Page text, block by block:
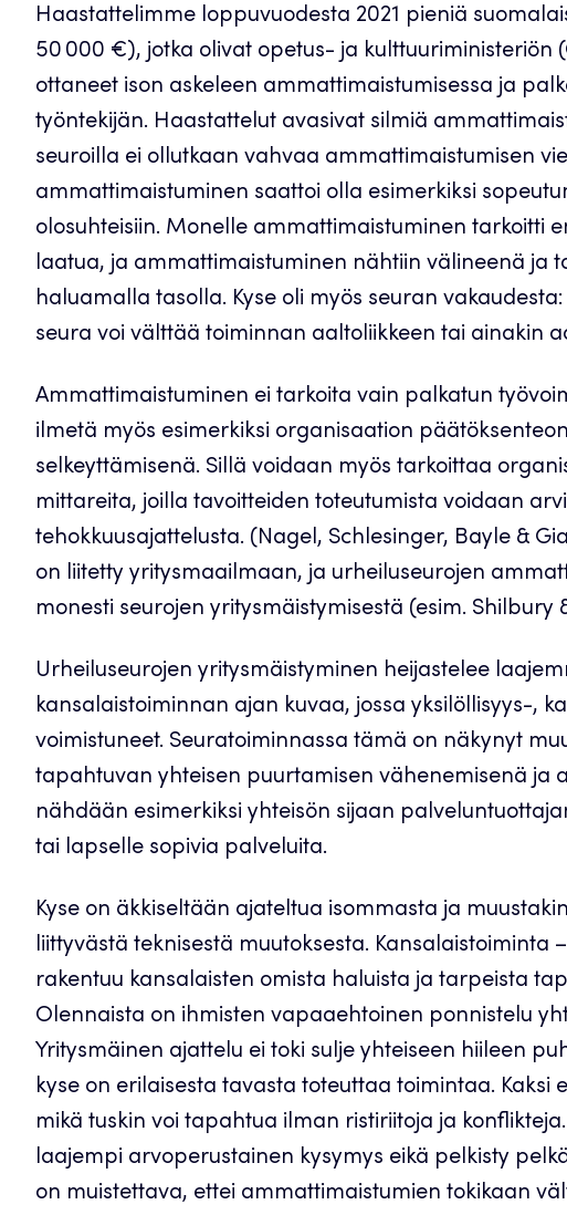
Haastattelimme loppuvuodesta 2021 pieniä
50 000 €), jotka olivat opetus- ja kulttuuriministeriön
ottaneet ison askeleen ammattimaistumisessa ja
työntekijän. Haastattelut avasivat silmiä
seuroilla ei ollutkaan vahvaa ammattimaistumisen
ammattimaistuminen saattoi olla esimerkiksi
olosuhteisiin. Monelle ammattimaistuminen tarkoitti
laatua, ja ammattimaistuminen nähtiin välineenä ja
haluamalla tasolla. Kyse oli myös seuran
seura voi välttää toiminnan aaltoliikkeen tai ainakin
Ammattimaistuminen ei tarkoita vain palkatun
ilmetä myös esimerkiksi organisaation
selkeyttämisenä. Sillä voidaan myös tarkoittaa
mittareita, joilla tavoitteiden toteutumista voidaan
tehokkuusajattelusta. (Nagel, Schlesinger, Bayle &
on liitetty yritysmaailmaan, ja urheiluseurojen
monesti seurojen yritysmäistymisestä (esim. Shilbury
Urheiluseurojen yritysmäistyminen heijastelee
kansalaistoiminnan ajan kuvaa, jossa yksilöllisyys-,
voimistuneet. Seuratoiminnassa tämä on näkynyt
tapahtuvan yhteisen puurtamisen vähenemisenä ja
nähdään esimerkiksi yhteisön sijaan
tai lapselle sopivia palveluita.
Kyse on äkkiseltään ajateltua isommasta ja
liittyvästä teknisestä muutoksesta. Kansalaistoiminta
rakentuu kansalaisten omista haluista ja tarpeista
Olennaista on ihmisten vapaaehtoinen ponnistelu
Yritysmäinen ajattelu ei toki sulje yhteiseen hiileen
kyse on erilaisesta tavasta toteuttaa toimintaa.
mikä tuskin voi tapahtua ilman ristiriitoja ja
laajempi arvoperustainen kysymys eikä pelkisty
on muistettava, ettei ammattimaistumien tokikaan